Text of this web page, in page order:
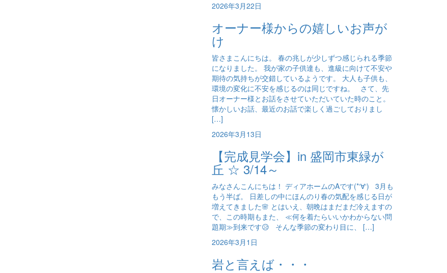
2026年3月22日
オーナー様からの嬉しいお声が
け
皆さまこんにちは。 春の兆しが少しずつ感じられる季節
になりました。 我が家の子供達も、進級に向けて不安や
期待の気持ちが交錯しているようです。 大人も子供も、
環境の変化に不安を感じるのは同じですね。 さて、先
日オーナー様とお話をさせていただいていた時のこと。
懐かしいお話、最近のお話で楽しく過ごしておりまし
[…]
2026年3月13日
【完成見学会】in 盛岡市東緑が
丘 ☆ 3/14～
みなさんこんにちは！ ディアホームのAです(*‘∀‘) 3月も
もう半ば。 日差しの中にほんのり春の気配を感じる日が
増えてきました🌸 とはいえ、朝晩はまだまだ冷えますの
で、この時期もまた、 ≪何を着たらいいかわからない問
題期≫到来です😥 そんな季節の変わり目に、 […]
2026年3月1日
岩と言えば・・・